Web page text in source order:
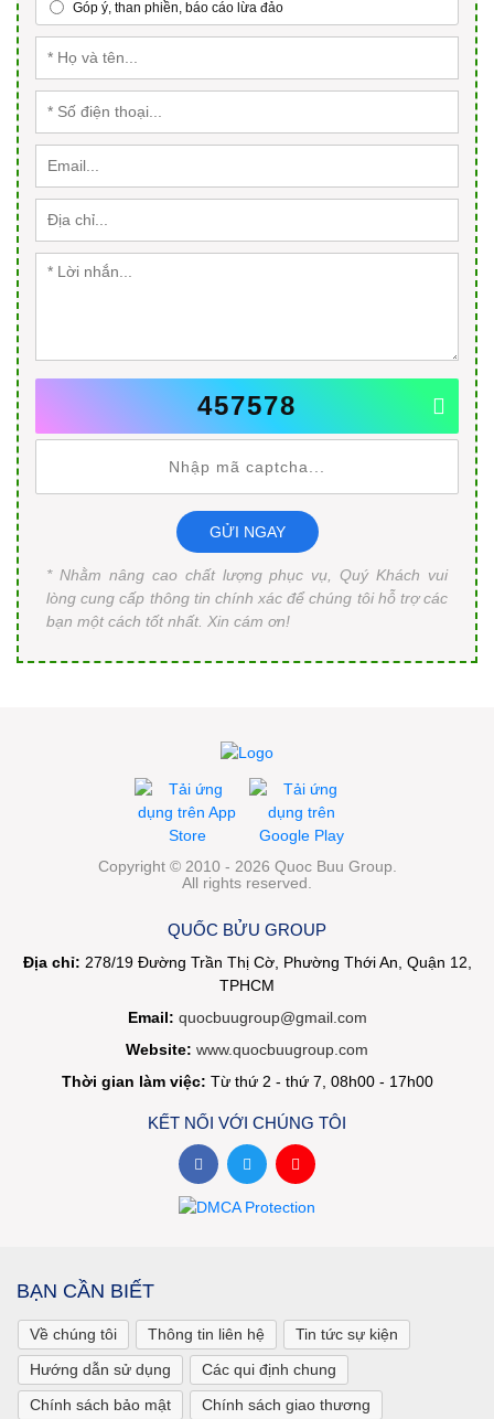
Góp ý, than phiền, báo cáo lừa đảo
457578
GỬI NGAY
* Nhằm nâng cao chất lượng phục vụ, Quý Khách vui
lòng cung cấp thông tin chính xác để chúng tôi hỗ trợ các
bạn một cách tốt nhất. Xin cám ơn!
Copyright © 2010 - 2026 Quoc Buu Group.
All rights reserved.
QUỐC BỬU GROUP
Địa chỉ: 278/19 Đường Trần Thị Cờ, Phường Thới An, Quận 12,
TPHCM
Email: quocbuugroup@gmail.com
Website: www.quocbuugroup.com
Thời gian làm việc: Từ thứ 2 - thứ 7, 08h00 - 17h00
KẾT NỐI VỚI CHÚNG TÔI
BẠN CẦN BIẾT
Về chúng tôi Thông tin liên hệ
Tin tức sự kiện
Hướng dẫn sử dụng
Các qui định chung
Chính sách bảo mật
Chính sách giao thương